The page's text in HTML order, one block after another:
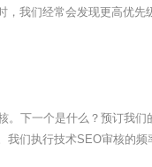
，我们经常会发现更高优
下一个是什么？预订我
们执行技术SEO审核的